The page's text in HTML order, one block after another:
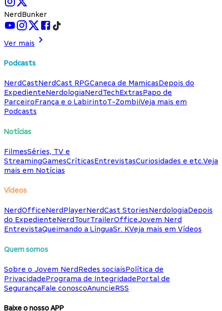
NerdBunker
Ver mais
Podcasts
NerdCastNerdCast RPGCaneca de MamicasDepois do
ExpedienteNerdologiaNerdTechExtrasPapo de
ParceiroFrança e o LabirintoT-ZombiiVeja mais em
Podcasts
Notícias
FilmesSéries, TV e
StreamingGamesCríticasEntrevistasCuriosidades e etc.Veja
mais em Notícias
Vídeos
NerdOfficeNerdPlayerNerdCast StoriesNerdologiaDepois
do ExpedienteNerdTourTrailerOfficeJovem Nerd
EntrevistaQueimando a LínguaSr. KVeja mais em Vídeos
Quem somos
Sobre o Jovem NerdRedes sociaisPolítica de
PrivacidadePrograma de IntegridadePortal de
SegurançaFale conoscoAnuncieRSS
Baixe o nosso APP